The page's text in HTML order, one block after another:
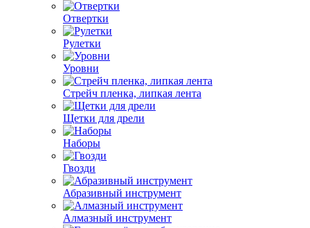
Отвертки
Рулетки
Уровни
Стрейч пленка, липкая лента
Щетки для дрели
Наборы
Гвозди
Абразивный инструмент
Алмазный инструмент